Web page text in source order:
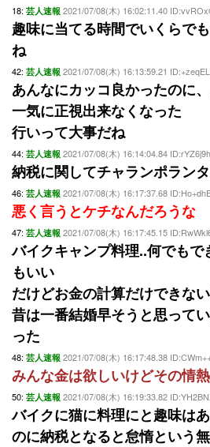
18: 芸人速報 2021/07/08(木) 16:02:11.40
趣味に当てる時間でいくらで
ね
42: 芸人速報 2021/07/08(木) 16:13:59.21
あんなにカッコ良かったのに、
一気に正視出来なくなった
行いって大事だね
44: 芸人速報 2021/07/08(木) 16:14:04.84
納税に関してチャランポラン
46: 芸人速報 2021/07/08(木) 16:17:37.68
悪く言うとケチなんだろうな
47: 芸人速報 2021/07/08(木) 16:17:45.15
バイクキャンプ料理..何でも
もいい
だけどお金の計算だけできな
昔は一番結婚早そうと思って
った
48: 芸人速報 2021/07/08(木) 16:17:48.38
みんな金は欲しいけどその情
50: 芸人速報 2021/07/08(木) 16:19:33.82
バイクに猫に料理にと趣味は
のに納税となると怠惰という